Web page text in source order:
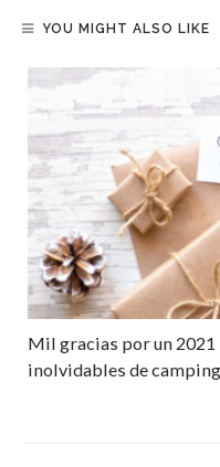
YOU MIGHT ALSO LIKE
Mil gracias por un
inolvidables de camping